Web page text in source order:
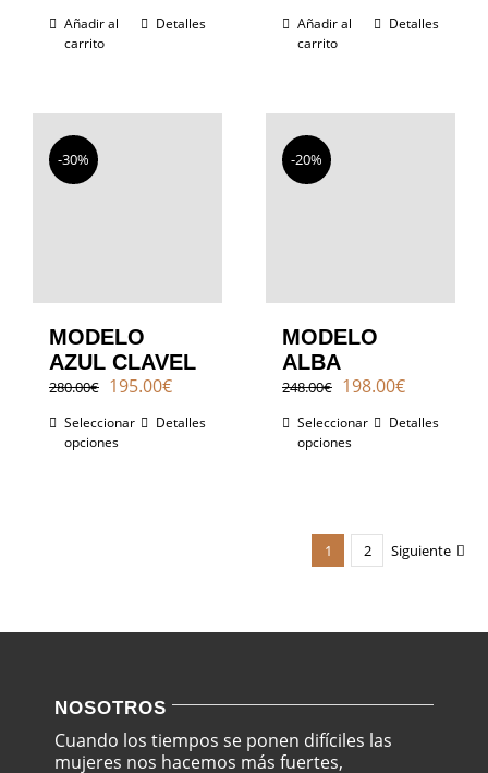
Añadir al
carrito
Detalles
originalactual
Añadir al
carrito
Detalles
-30%
MODELO
AZUL CLAVEL
280.00€ El
original
era:
195.00€El
actual
Seleccionar
opciones
Detalles
-20%
MODELO
ALBA
248.00€ El
original
era:
198.00€El
actual
Seleccionar
opciones
Detalles
1 2 Siguiente
NOSOTROS
Cuando los tiempos se ponen difíciles las
mujeres nos hacemos más fuertes,